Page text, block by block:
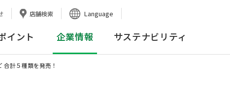
店舗検索 Language
イント 企業情報 サステナビリティ
合計５種類を発売！